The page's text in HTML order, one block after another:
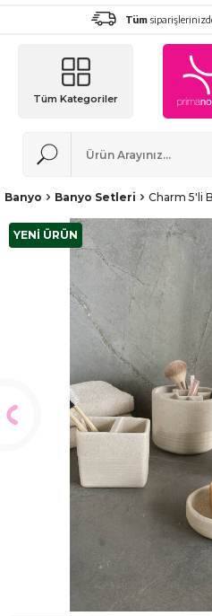
Tüm
Tüm Kategoriler
Banyo Banyo Setleri Charm 5'li
YENİ ÜRÜN